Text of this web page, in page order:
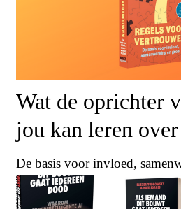
Wat de oprichter
jou kan leren
De basis voor invloed,